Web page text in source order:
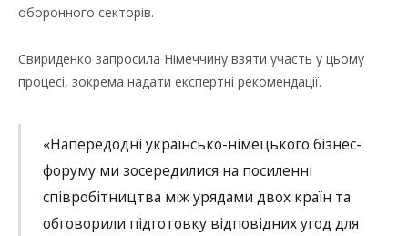
оборонного секторів.
Свириденко запросила Німеччину взяти участь у цьому
процесі, зокрема надати експертні рекомендації.
«Напередодні українсько-німецького бізнес-
форуму ми зосередилися на посиленні
співробітництва між урядами двох країн та
обговорили підготовку відповідних угод для